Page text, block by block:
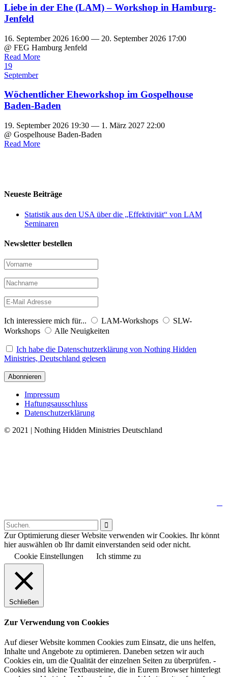
Liebe in der Ehe (LAM) – Workshop in Hamburg-
Jenfeld
16. September 2026 16:00 — 20. September 2026 17:00
@ FEG Hamburg Jenfeld
Read More
19
September
Wöchentlicher Eheworkshop im Gospelhouse
Baden-Baden
19. September 2026 19:30 — 1. März 2027 22:00
@ Gospelhouse Baden-Baden
Read More
Neueste Beiträge
Statistik aus den USA über die „Effektivität“ von LAM
Seminaren
Newsletter bestellen
Ich interessiere mich für... LAM-Workshops
SLW-
Workshops
Alle Neuigkeiten
Ich habe die Datenschutzerklärung von Nothing Hidden
Ministries, Deutschland gelesen
Impressum
Haftungsausschluss
Datenschutzerklärung
© 2021 | Nothing Hidden Ministries Deutschland

Zur Optimierung dieser Website verwenden wir Cookies. Ihr könnt
hier auswählen ob Ihr damit einverstanden seid oder nicht.
Cookie Einstellungen
Ich stimme zu
Schließen
Zur Verwendung von Cookies
Auf dieser Website kommen Cookies zum Einsatz, die uns helfen,
Inhalte und Angebote zu optimieren. Daneben setzen wir auch
Cookies ein, um die Qualität der einzelnen Seiten zu überprüfen. -
Cookies sind kleine Textbausteine, die in Eurem Browser hinterlegt